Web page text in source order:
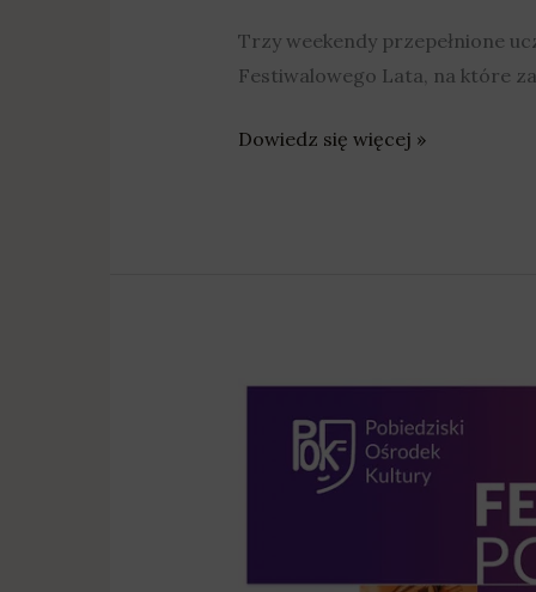
Trzy weekendy przepełnione
Festiwalowego Lata, na które
Dowiedz się więcej »
Folklor,
musical,